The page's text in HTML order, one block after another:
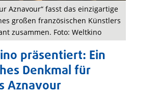
Aznavour“ fasst das einzigartige
großen französischen Künstlers
zusammen. Foto: Weltkino
präsentiert: Ein
Denkmal für
Aznavour